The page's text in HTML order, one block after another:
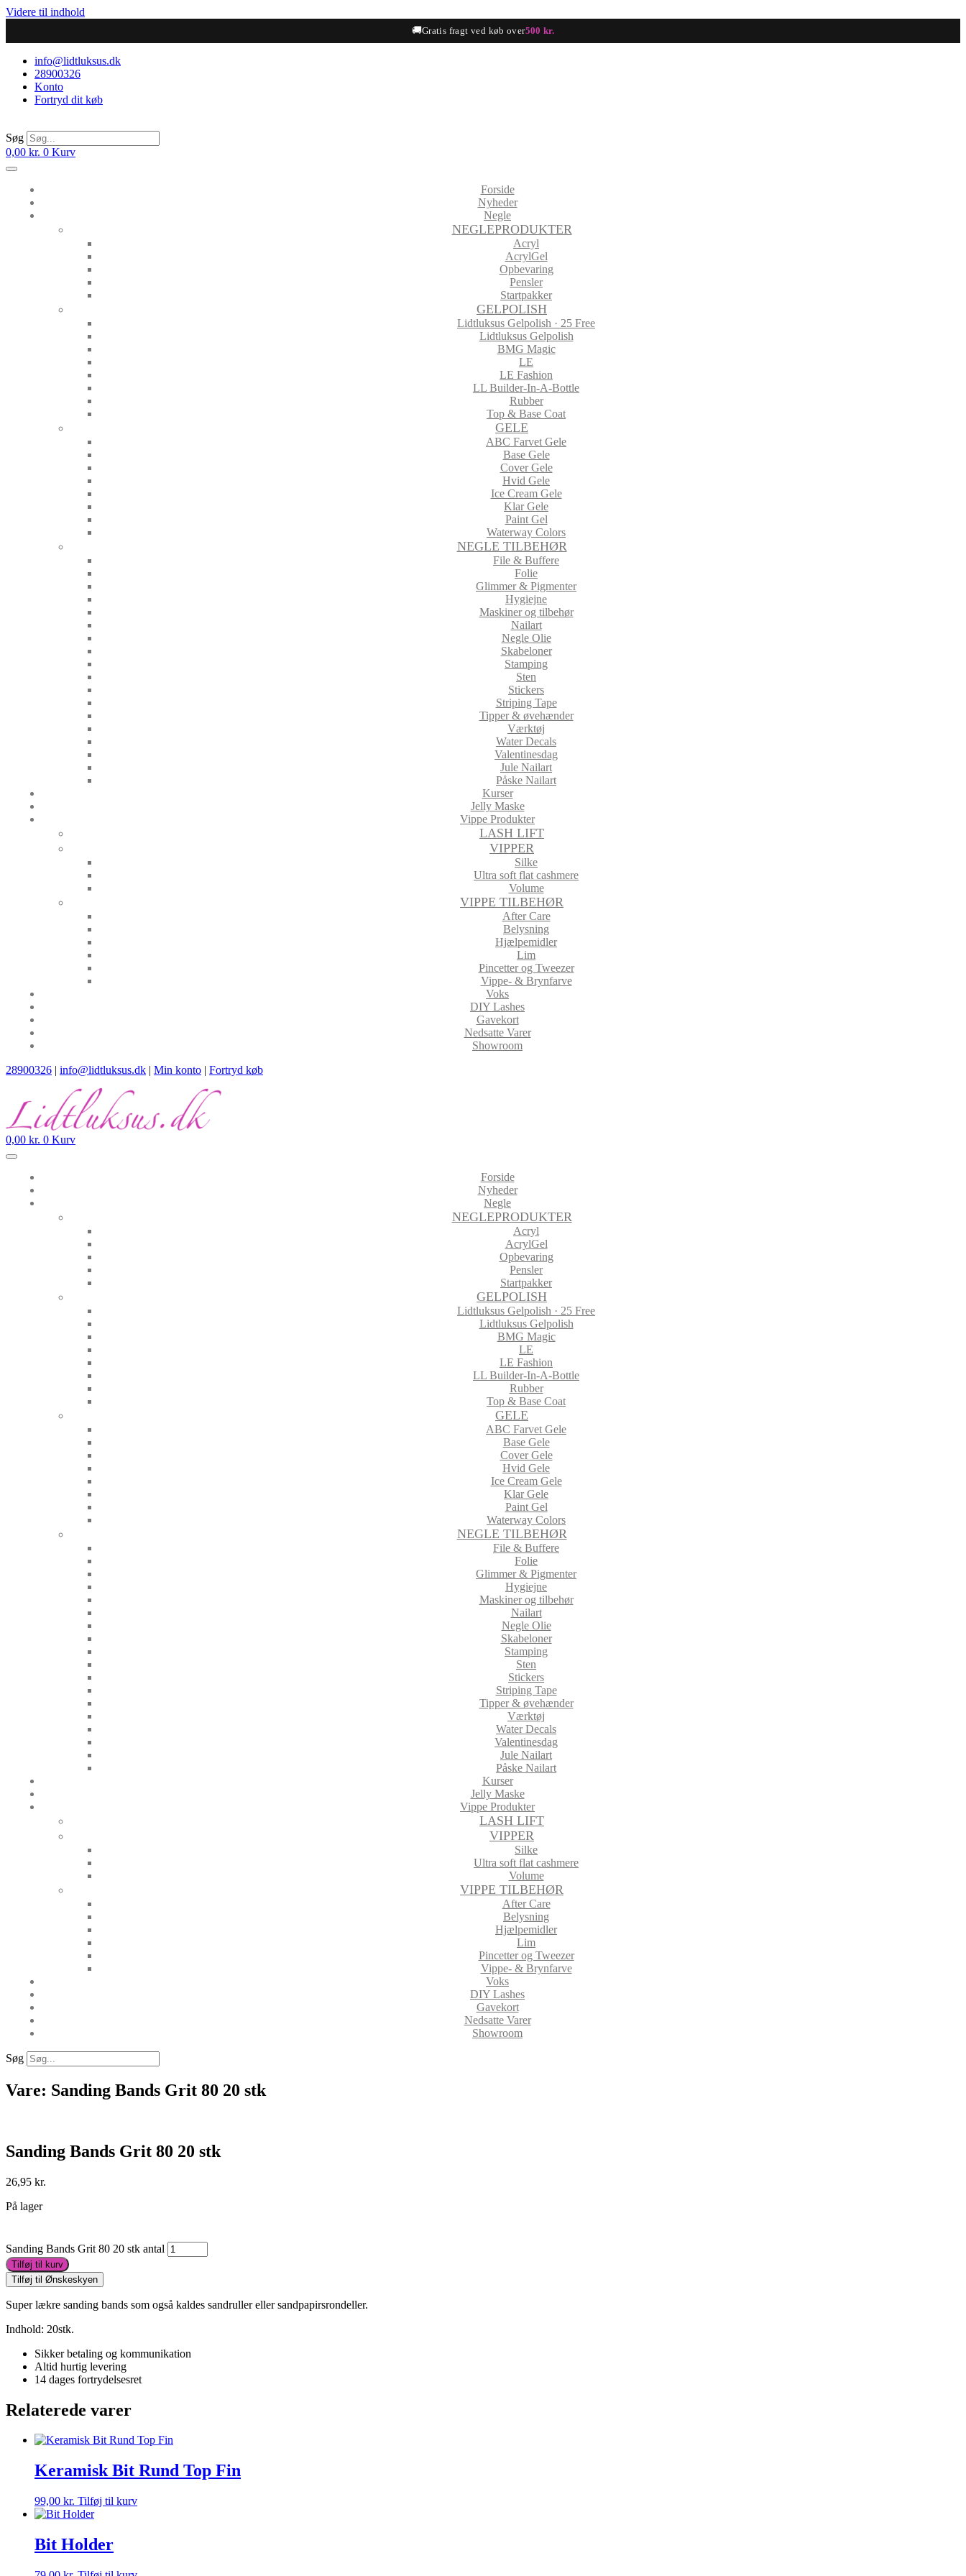
Videre til indhold
🚚Gratis fragt ved køb over500 kr.
info@lidtluksus.dk
28900326
Konto
Fortryd dit køb
Søg
0,00 kr. 0 Kurv
Forside
Nyheder
Negle
NEGLEPRODUKTER
Acryl
AcrylGel
Opbevaring
Pensler
Startpakker
GELPOLISH
Lidtluksus Gelpolish · 25 Free
Lidtluksus Gelpolish
BMG Magic
LE
LE Fashion
LL Builder-In-A-Bottle
Rubber
Top & Base Coat
GELE
ABC Farvet Gele
Base Gele
Cover Gele
Hvid Gele
Ice Cream Gele
Klar Gele
Paint Gel
Waterway Colors
NEGLE TILBEHØR
File & Buffere
Folie
Glimmer & Pigmenter
Hygiejne
Maskiner og tilbehør
Nailart
Negle Olie
Skabeloner
Stamping
Sten
Stickers
Striping Tape
Tipper & øvehænder
Værktøj
Water Decals
Valentinesdag
Jule Nailart
Påske Nailart
Kurser
Jelly Maske
Vippe Produkter
LASH LIFT
VIPPER
Silke
Ultra soft flat cashmere
Volume
VIPPE TILBEHØR
After Care
Belysning
Hjælpemidler
Lim
Pincetter og Tweezer
Vippe- & Brynfarve
Voks
DIY Lashes
Gavekort
Nedsatte Varer
Showroom
28900326 | info@lidtluksus.dk | Min konto | Fortryd køb
0,00 kr. 0 Kurv
Forside
Nyheder
Negle
NEGLEPRODUKTER
Acryl
AcrylGel
Opbevaring
Pensler
Startpakker
GELPOLISH
Lidtluksus Gelpolish · 25 Free
Lidtluksus Gelpolish
BMG Magic
LE
LE Fashion
LL Builder-In-A-Bottle
Rubber
Top & Base Coat
GELE
ABC Farvet Gele
Base Gele
Cover Gele
Hvid Gele
Ice Cream Gele
Klar Gele
Paint Gel
Waterway Colors
NEGLE TILBEHØR
File & Buffere
Folie
Glimmer & Pigmenter
Hygiejne
Maskiner og tilbehør
Nailart
Negle Olie
Skabeloner
Stamping
Sten
Stickers
Striping Tape
Tipper & øvehænder
Værktøj
Water Decals
Valentinesdag
Jule Nailart
Påske Nailart
Kurser
Jelly Maske
Vippe Produkter
LASH LIFT
VIPPER
Silke
Ultra soft flat cashmere
Volume
VIPPE TILBEHØR
After Care
Belysning
Hjælpemidler
Lim
Pincetter og Tweezer
Vippe- & Brynfarve
Voks
DIY Lashes
Gavekort
Nedsatte Varer
Showroom
Søg
Vare: Sanding Bands Grit 80 20 stk
Sanding Bands Grit 80 20 stk
26,95 kr.
På lager
Sanding Bands Grit 80 20 stk antal
Tilføj til kurv
Tilføj til Ønskeskyen
Super lækre sanding bands som også kaldes sandruller eller sandpapirsrondeller.
Indhold: 20stk.
Sikker betaling og kommunikation
Altid hurtig levering
14 dages fortrydelsesret
Relaterede varer
Keramisk Bit Rund Top Fin
99,00 kr. Tilføj til kurv
Bit Holder